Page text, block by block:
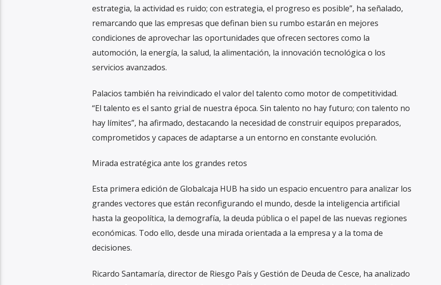
estrategia, la actividad es ruido; con estrategia, el progreso es posible”, ha señalado,
remarcando que las empresas que definan bien su rumbo estarán en mejores
condiciones de aprovechar las oportunidades que ofrecen sectores como la
automoción, la energía, la salud, la alimentación, la innovación tecnológica o los
servicios avanzados.
Palacios también ha reivindicado el valor del talento como motor de competitividad.
“El talento es el santo grial de nuestra época. Sin talento no hay futuro; con talento no
hay límites”, ha afirmado, destacando la necesidad de construir equipos preparados,
comprometidos y capaces de adaptarse a un entorno en constante evolución.
Mirada estratégica ante los grandes retos
Esta primera edición de Globalcaja HUB ha sido un espacio encuentro para analizar los
grandes vectores que están reconfigurando el mundo, desde la inteligencia artificial
hasta la geopolítica, la demografía, la deuda pública o el papel de las nuevas regiones
económicas. Todo ello, desde una mirada orientada a la empresa y a la toma de
decisiones.
Ricardo Santamaría, director de Riesgo País y Gestión de Deuda de Cesce, ha analizado